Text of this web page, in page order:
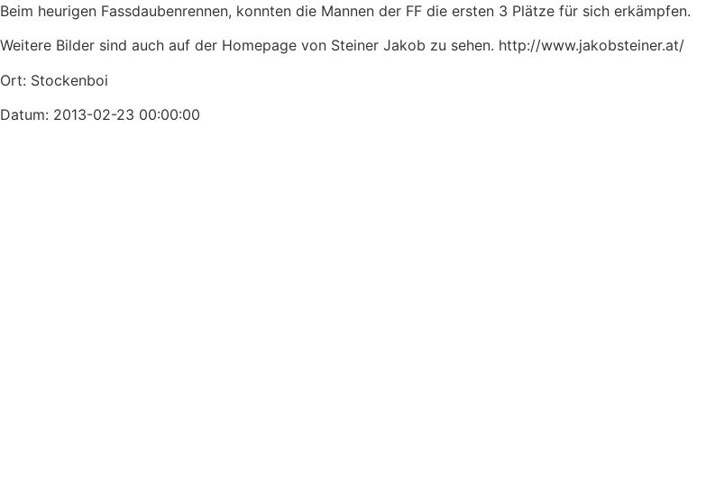
Beim heurigen Fassdaubenrennen, konnten die Mannen der FF die ersten 3 Plätze für sich erkämpfen.
Weitere Bilder sind auch auf der Homepage von Steiner Jakob zu sehen. http://www.jakobsteiner.at/
Ort: Stockenboi
Datum: 2013-02-23 00:00:00